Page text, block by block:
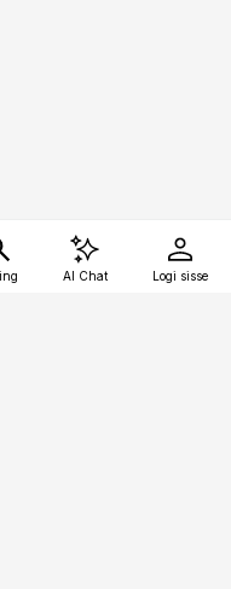
AI Chat Logi sisse